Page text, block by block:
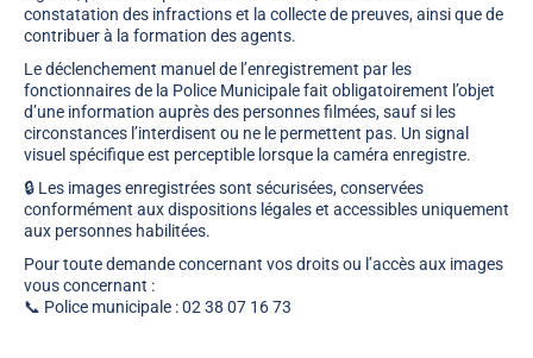
constatation des infractions et la collecte de preuves, ainsi que de
contribuer à la formation des agents.
Le déclenchement manuel de l’enregistrement par les
fonctionnaires de la Police Municipale fait obligatoirement l’objet
d’une information auprès des personnes filmées, sauf si les
circonstances l’interdisent ou ne le permettent pas. Un signal
visuel spécifique est perceptible lorsque la caméra enregistre.
🔒 Les images enregistrées sont sécurisées, conservées
conformément aux dispositions légales et accessibles uniquement
aux personnes habilitées.
Pour toute demande concernant vos droits ou l’accès aux images
vous concernant :
📞 Police municipale :02 38 07 16 73